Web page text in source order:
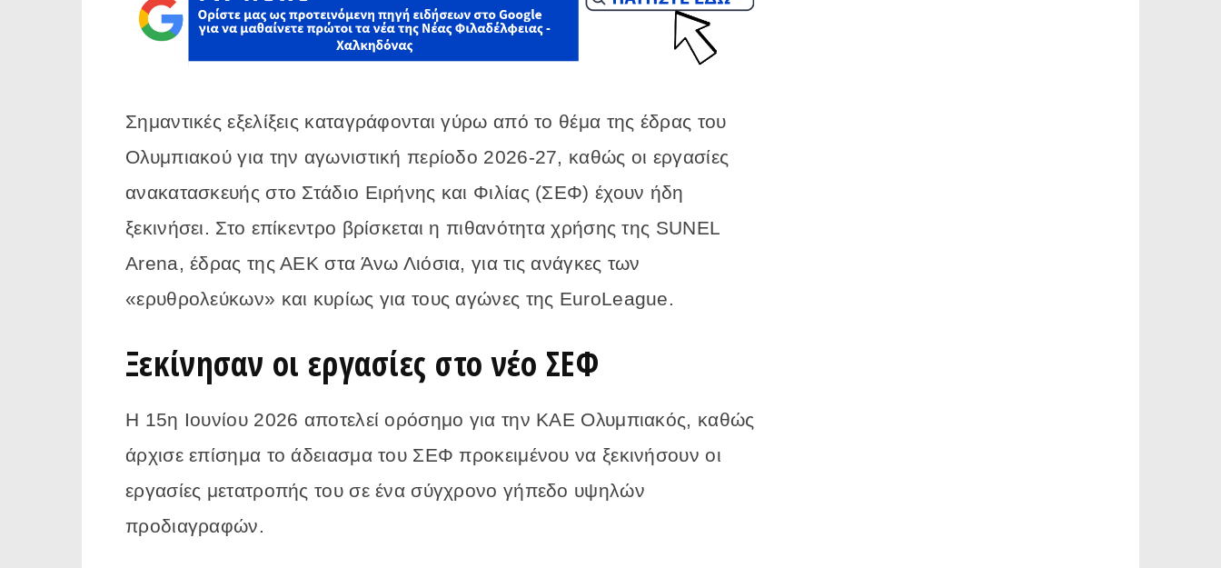
Σημαντικές εξελίξεις καταγράφονται γύρω από το θέμα της έδρας του
Ολυμπιακού για την αγωνιστική περίοδο 2026-27, καθώς οι εργασίες
ανακατασκευής στο Στάδιο Ειρήνης και Φιλίας (ΣΕΦ) έχουν ήδη
ξεκινήσει. Στο επίκεντρο βρίσκεται η πιθανότητα χρήσης της SUNEL
Arena, έδρας της ΑΕΚ στα Άνω Λιόσια, για τις ανάγκες των
«ερυθρολεύκων» και κυρίως για τους αγώνες της EuroLeague.
Ξεκίνησαν οι εργασίες στο νέο ΣΕΦ
Η 15η Ιουνίου 2026 αποτελεί ορόσημο για την ΚΑΕ Ολυμπιακός, καθώς
άρχισε επίσημα το άδειασμα του ΣΕΦ προκειμένου να ξεκινήσουν οι
εργασίες μετατροπής του σε ένα σύγχρονο γήπεδο υψηλών
προδιαγραφών.